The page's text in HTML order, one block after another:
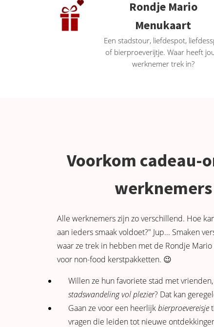
Rondje Mario
Menukaart
Een stadstour, liefdespot,
of bierproeverijtje. Waar heeft
werknemer trek in?
Voorkom cadeau-
Alle werknemers zijn zo verschillend. Hoe
aan ieders smaak voldoet?" Jup... Smaken
waar ze trek in hebben met de Rondje
voor non-food kerstpakketten. 😉
Willen ze hun favoriete stad met
stadswandelingvol plezier? Dat kan
Gaan ze voor een heerlijkbierproevereisje
vragen die leiden tot nieuwe